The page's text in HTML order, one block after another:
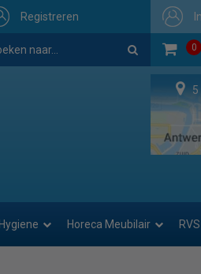
0
Registreren
5
Hygiene Horeca Meubilair RVS